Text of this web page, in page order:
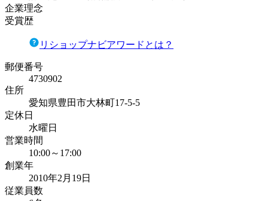
企業理念
受賞歴
リショップナビアワードとは？
郵便番号
4730902
住所
愛知県豊田市大林町17-5-5
定休日
水曜日
営業時間
10:00～17:00
創業年
2010年2月19日
従業員数